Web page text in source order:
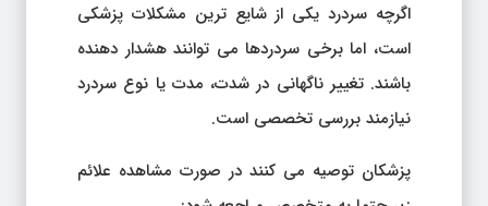
اگرچه سردرد یکی از شایع ترین مشکلات پزشکی
است، اما برخی سردردها می توانند هشدار دهنده
باشند. تغییر ناگهانی در شدت، مدت یا نوع سردرد
نیازمند بررسی تخصصی است.
پزشکان توصیه می کنند در صورت مشاهده علائم